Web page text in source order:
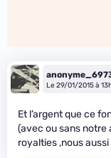
Le 29/01/2015 à
Et l’argent que ce
(avec ou sans notre
royalties ,nous aussi